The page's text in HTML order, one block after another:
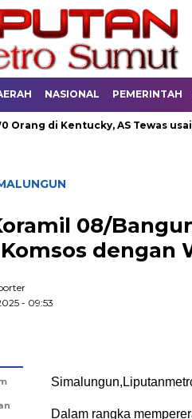
NASIONAL PEMERINTAH
di Kentucky, AS Tewas usai
08/
dengan
- 09:53
Dalam rangka